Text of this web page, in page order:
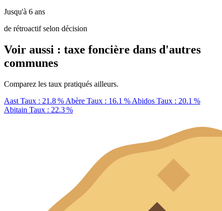
Jusqu'à 6 ans
de rétroactif selon décision
Voir aussi : taxe foncière dans d'autres
communes
Comparez les taux pratiqués ailleurs.
Aast Taux : 21.8 % Abère Taux : 16.1 % Abidos Taux : 20.1 %
Abitain Taux : 22.3 %